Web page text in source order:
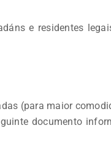
e residentes
(para maior
documento